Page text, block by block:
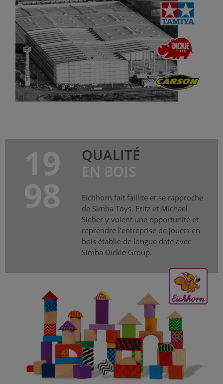
19
98
QUALITÉ
EN BOIS
Eichhorn fait faillite et se rapproche
de Simba Toys. Fritz et Michael
Sieber y voient une opportunité et
reprendre l’entreprise de jouets en
bois établie de longue date avec
Simba Dickie Group.